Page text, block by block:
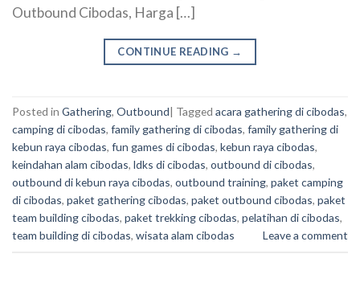
Outbound Cibodas, Harga […]
CONTINUE READING →
Posted in Gathering, Outbound| Tagged acara gathering di cibodas,
camping di cibodas, family gathering di cibodas, family gathering di
kebun raya cibodas, fun games di cibodas, kebun raya cibodas,
keindahan alam cibodas, ldks di cibodas, outbound di cibodas,
outbound di kebun raya cibodas, outbound training, paket camping
di cibodas, paket gathering cibodas, paket outbound cibodas, paket
team building cibodas, paket trekking cibodas, pelatihan di cibodas,
team building di cibodas, wisata alam cibodas Leave a comment